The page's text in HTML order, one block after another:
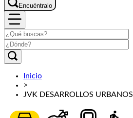
Encuéntralo
Inicio
>
JVK DESARROLLOS URBANOS